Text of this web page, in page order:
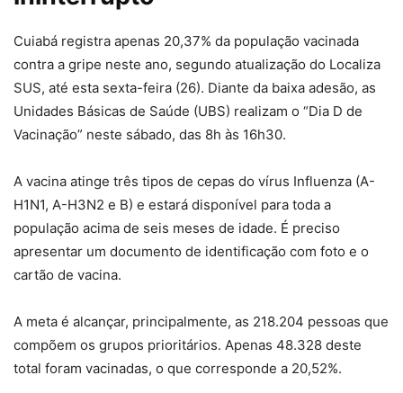
Cuiabá registra apenas 20,37% da população vacinada
contra a gripe neste ano, segundo atualização do Localiza
SUS, até esta sexta-feira (26). Diante da baixa adesão, as
Unidades Básicas de Saúde (UBS) realizam o “Dia D de
Vacinação” neste sábado, das 8h às 16h30.
A vacina atinge três tipos de cepas do vírus Influenza (A-
H1N1, A-H3N2 e B) e estará disponível para toda a
população acima de seis meses de idade. É preciso
apresentar um documento de identificação com foto e o
cartão de vacina.
A meta é alcançar, principalmente, as 218.204 pessoas que
compõem os grupos prioritários. Apenas 48.328 deste
total foram vacinadas, o que corresponde a 20,52%.